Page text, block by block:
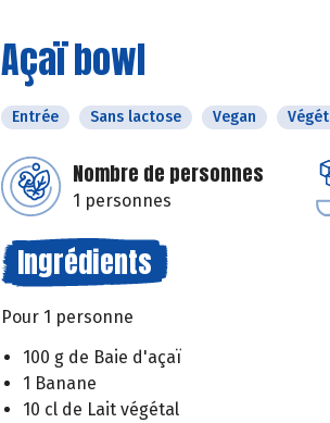
Açaï bowl
Entrée Sans lactose Vegan
Nombre de personnes
1 personnes
Ingrédients
Pour 1 personne
100 g de Baie d'açaï
1 Banane
10 cl de Lait végétal